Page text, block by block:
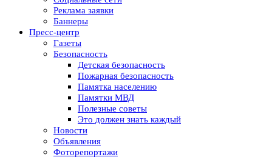
Реклама заявки
Баннеры
Пресс-центр
Газеты
Безопасность
Детская безопасность
Пожарная безопасность
Памятка населению
Памятки МВД
Полезные советы
Это должен знать каждый
Новости
Объявления
Фоторепортажи